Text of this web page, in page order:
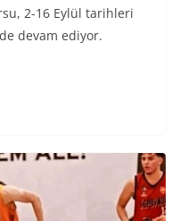
2-16 Eylül tarihleri
devam ediyor.